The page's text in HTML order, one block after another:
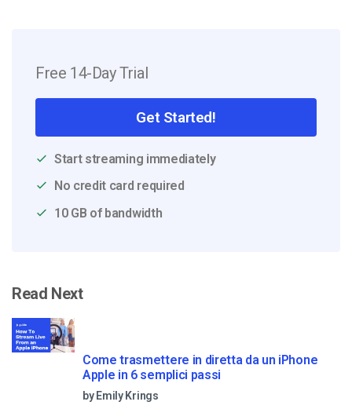
Free 14-Day Trial
Get Started!
Start streaming immediately
No credit card required
10 GB of bandwidth
Read Next
Come trasmettere in diretta da un iPhone
Apple in 6 semplici passi
by Emily Krings